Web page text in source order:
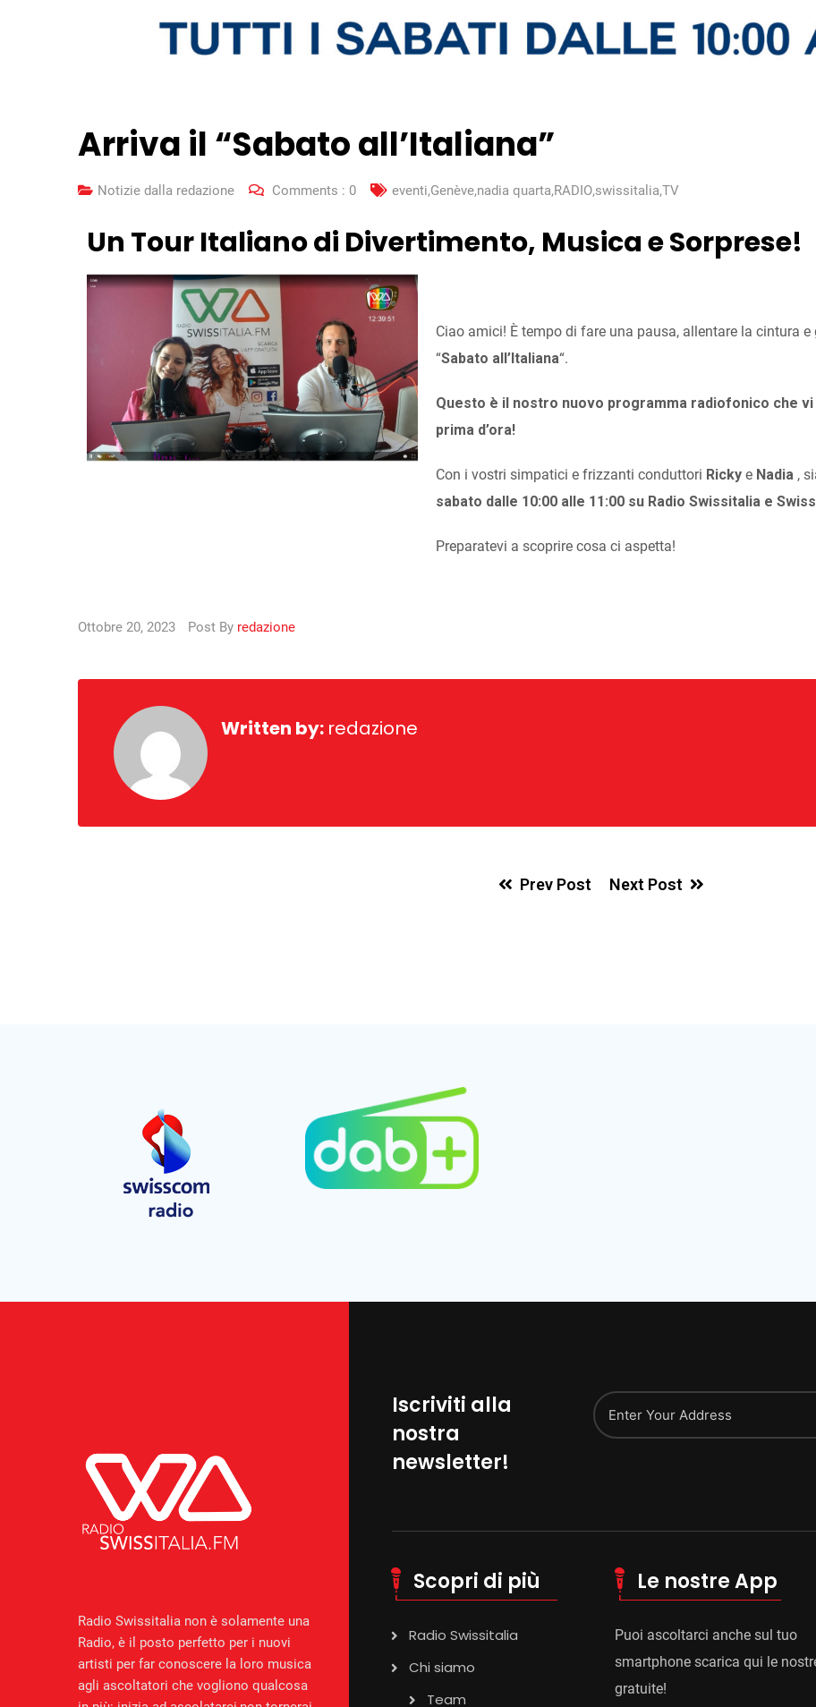
Arriva il “Sabato all’Italiana”
Notizie dalla redazione Comments : 0 eventi,Genève,nadia quarta,RADIO,swissitalia,TV
Un Tour Italiano di Divertimento, Musica e Sorprese!
Ciao amici! È tempo di fare una pausa, allentare la cintura
“Sabato all’Italiana“.
Questo è il nostro nuovo programma radiofonico che
prima d’ora!
Con i vostri simpatici e frizzanti conduttori Rickye Nadia,
sabato dalle 10:00 alle 11:00 su Radio Swissitalia e
Preparatevi a scoprire cosa ci aspetta!
Ottobre 20, 2023 Post By redazione
Written by: redazione
Prev Post Next Post
Iscriviti alla
nostra
newsletter!
Radio Swissitalia non è solamente una
Radio, è il posto perfetto per i nuovi
artisti per far conoscere la loro musica
agli ascoltatori che vogliono qualcosa
Scopri di più
Radio Swissitalia
Chi siamo
Team
Le nostre App
Puoi ascoltarci anche sul tuo
smartphone scarica qui le
gratuite!